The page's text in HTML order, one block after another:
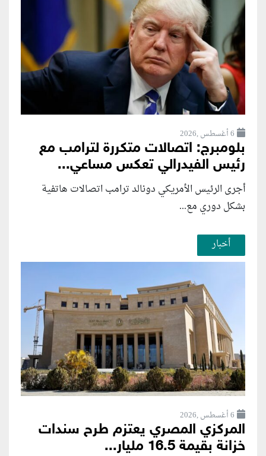
6 أغسطس ,2026
بلومبرج: اتصالات متكررة لترامب مع
رئيس الفيدرالي تعكس مساعي...
أجرى الرئيس الأمريكي دونالد ترامب اتصالات هاتفية
بشكل دوري مع...
أخبار
6 أغسطس ,2026
المركزي المصري يعتزم طرح سندات
خزانة بقيمة 16.5 مليار...